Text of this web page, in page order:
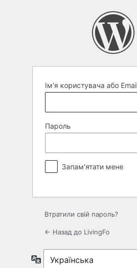
Ім'я користувача або
Пароль
Запам'ятати мене
Втратили свій пароль?
← Назад до LivingFo
Мова